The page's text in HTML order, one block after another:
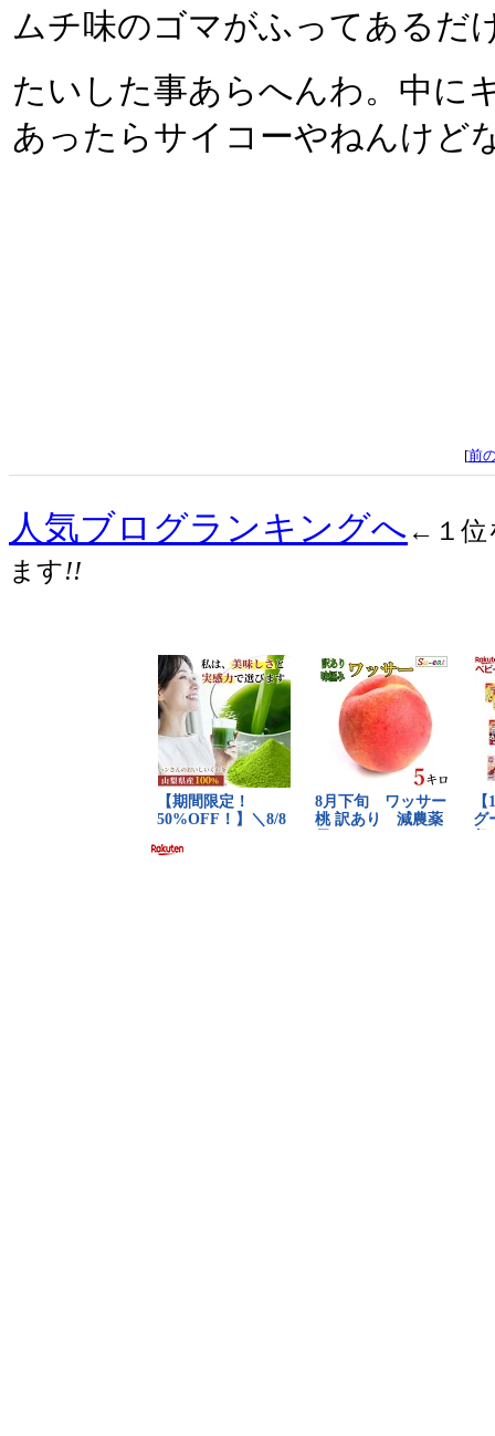
ムチ味のゴマがふってあるだ
たいした事あらへんわ。中に
あったらサイコーやねんけど
[前
人気ブログランキングへ ←１位
ます!!